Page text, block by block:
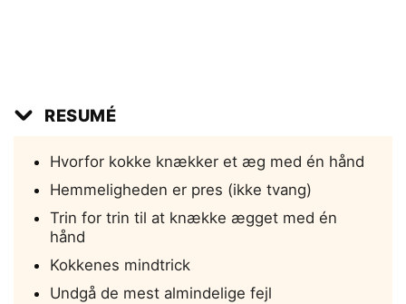
RESUMÉ
Hvorfor kokke knækker et æg med én hånd
Hemmeligheden er pres (ikke tvang)
Trin for trin til at knække ægget med én
hånd
Kokkenes mindtrick
Undgå de mest almindelige fejl